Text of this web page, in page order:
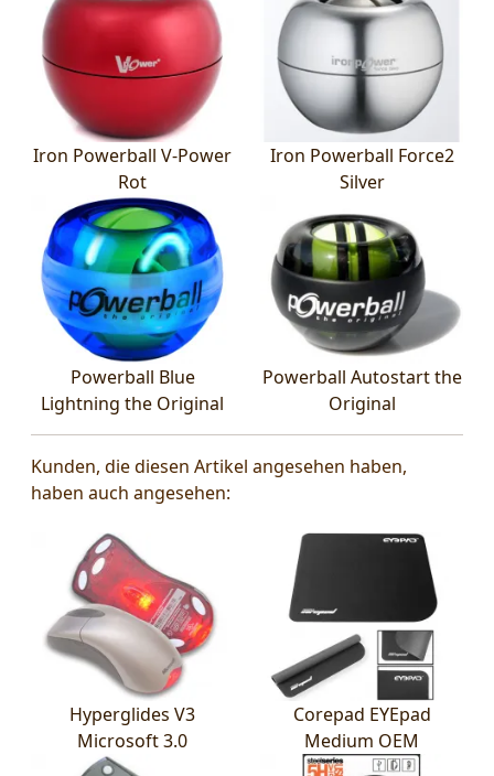
Iron Powerball V-Power
Rot
Iron Powerball Force2
Silver
Powerball Blue
Lightning the Original
Powerball Autostart the
Original
Kunden, die diesen Artikel angesehen haben,
haben auch angesehen:
Hyperglides V3
Microsoft 3.0
Corepad EYEpad
Medium OEM